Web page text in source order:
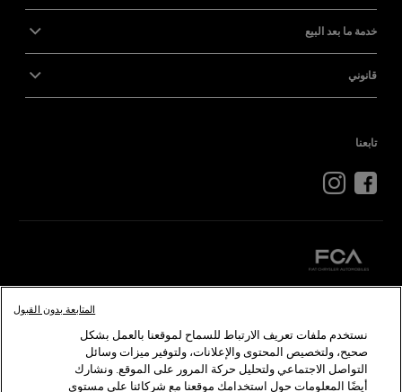
خدمة ما بعد البيع
قانوني
تابعنا
فيات
©2026 FCA US LLC . جميع الحقوق محفوظة. كرايسلر، دودج، جيب، رام، موبار، إس آر تي هي
لاستخدامها تصريح.
نستخدم ملفات تعريف الارتباط للسماح لموقعنا بالعمل بشكل
صحيح، ولتخصيص المحتوى والإعلانات، ولتوفير ميزات وسائل
التواصل الاجتماعي ولتحليل حركة المرور على الموقع. ونشارك
أيضًا المعلومات حول استخدامك موقعنا مع شركائنا على مستوى
المتابعة بدون القبول